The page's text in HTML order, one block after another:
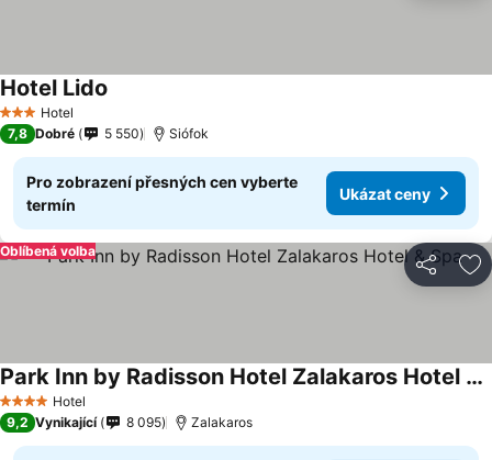
3 Počet hvězdiček
Hotel
Hotel Lido
7,8 Dobré 5 550 Siófok
Pro zobrazení přesných cen vyberte
termín
Ukázat ceny
Sdílet
Oblíbená volba
4 Počet hvězdiček
Hotel
Park Inn by Radisson Hotel Zalakaros Hotel & Spa
9,2 Vynikající 8 095 Zalakaros